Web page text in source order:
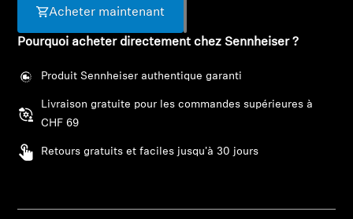
Ressources audition
Acheter maintenant
Pourquoi acheter directement chez Sennheiser ?
Produit Sennheiser authentique garanti
Livraison gratuite pour les commandes supérieures à
CHF 69
Retours gratuits et faciles jusqu'à 30 jours